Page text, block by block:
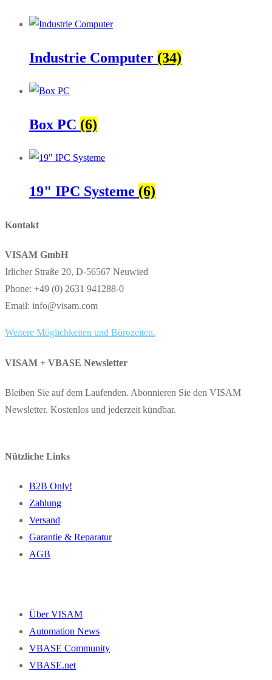
Industrie Computer (34)
Box PC (6)
19" IPC Systeme (6)
Kontakt
VISAM GmbH
Irlicher Straße 20, D-56567 Neuwied
Phone: +49 (0) 2631 941288-0
Email: info@visam.com
Weitere Möglichkeiten und Bürozeiten.
VISAM + VBASE Newsletter
Bleiben Sie auf dem Laufenden. Abonnieren Sie den VISAM
Newsletter. Kostenlos und jederzeit kündbar.
Nützliche Links
B2B Only!
Zahlung
Versand
Garantie & Reparatur
AGB
Über VISAM
Automation News
VBASE Community
VBASE.net